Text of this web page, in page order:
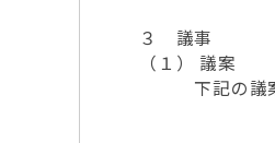
３ 議事
（１） 議案
下記の議案